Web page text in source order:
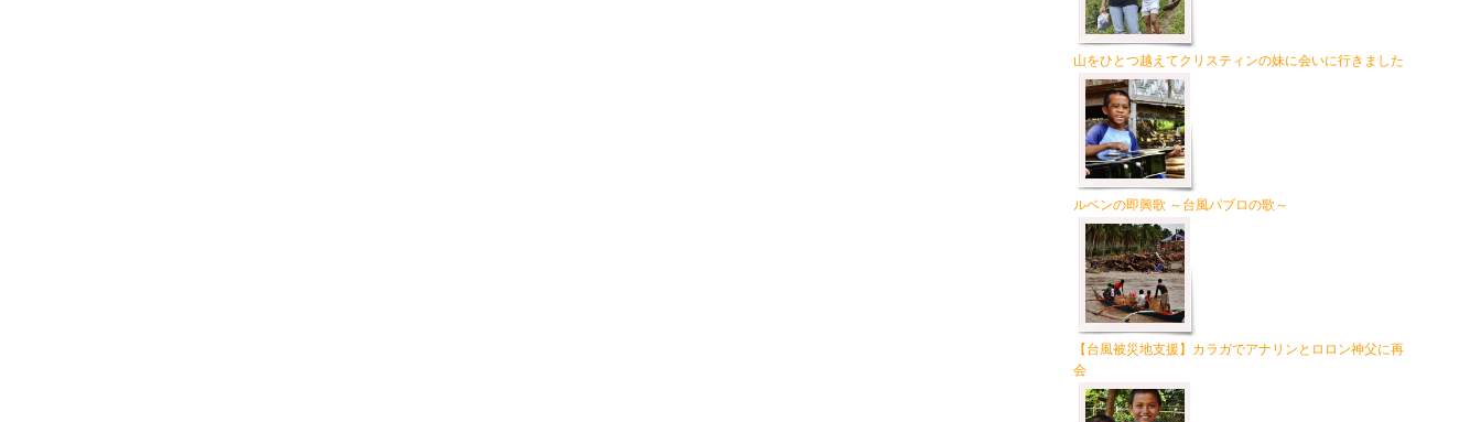
山をひとつ越えてクリスティンの妹に会いに行きました
ルベンの即興歌 ～台風パブロの歌～
【台風被災地支援】カラガでアナリンとロロン神父に再
会